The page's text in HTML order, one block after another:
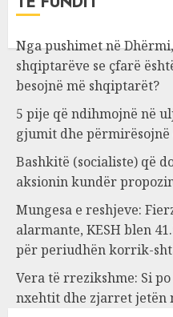
Nga pushimet në
shqiptarëve se çfarë
besojnë më shqiptarët?
5 pije që ndihmojnë në
gjumit dhe
Bashkitë (socialiste) që
aksionin kundër
Mungesa e reshjeve:
alarmante, KESH blen
për periudhën korrik-
Vera të rrezikshme: Si
nxehtit dhe zjarret jetën